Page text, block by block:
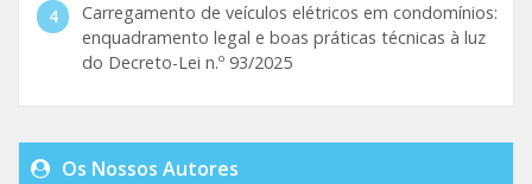
Carregamento de veículos elétricos em condomínios:
enquadramento legal e boas práticas técnicas à luz
do Decreto-Lei n.º 93/2025
Os Nossos Autores